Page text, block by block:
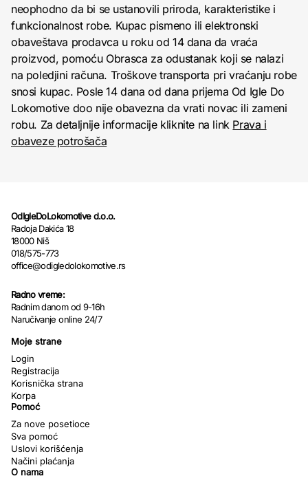
neophodno da bi se ustanovili priroda, karakteristike i
funkcionalnost robe. Kupac pismeno ili elektronski
obaveštava prodavca u roku od 14 dana da vraća
proizvod, pomoću Obrasca za odustanak koji se nalazi
na poledjini računa. Troškove transporta pri vraćanju robe
snosi kupac. Posle 14 dana od dana prijema Od Igle Do
Lokomotive doo nije obavezna da vrati novac ili zameni
robu. Za detaljnije informacije kliknite na link Prava i
obaveze potrošača
OdIgleDoLokomotive d.o.o.
Radoja Dakića 18
18000 Niš
018/575-773
office@odigledolokomotive.rs
Radno vreme:
Radnim danom od 9-16h
Naručivanje online 24/7
Moje strane
Login
Registracija
Korisnička strana
Korpa
Pomoć
Za nove posetioce
Sva pomoć
Uslovi korišćenja
Načini plaćanja
O nama